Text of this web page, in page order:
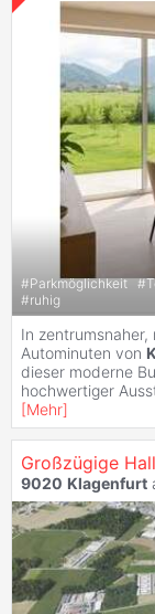
#Parkmöglichkeit #
#ruhig
In zentrumsnaher,
Autominuten von
dieser moderne
hochwertiger
[Mehr]
Großzügige
9020 Klagenfurt